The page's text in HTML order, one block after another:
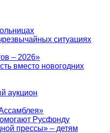
ситуациях
– 2026»
вместо новогодних
аукцион
Русфонду
прессы» – детям